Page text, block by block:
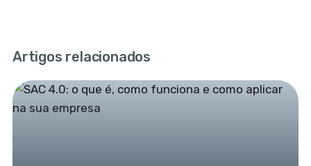
Artigos relacionados